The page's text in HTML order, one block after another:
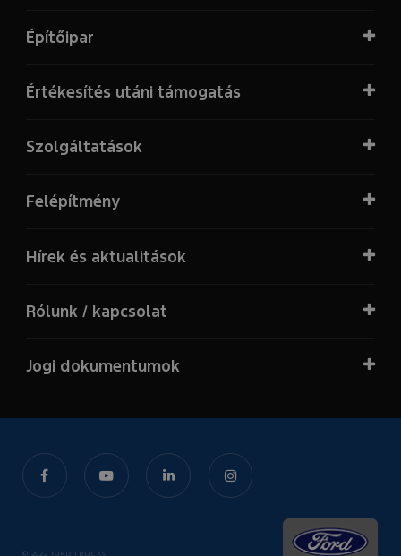
Építőipar
Értékesítés utáni támogatás
Szolgáltatások
Felépítmény
Hírek és aktualitások
Rólunk / kapcsolat
Jogi dokumentumok
© 2022 FORD TRUCKS